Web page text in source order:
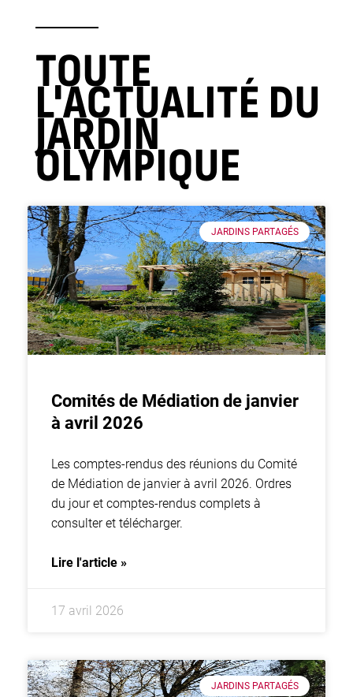
TOUTE
L'ACTUALITÉ DU
JARDIN
OLYMPIQUE
JARDINS PARTAGÉS
Comités de Médiation de janvier
à avril 2026
Les comptes-rendus des réunions du Comité
de Médiation de janvier à avril 2026. Ordres
du jour et comptes-rendus complets à
consulter et télécharger.
Lire l'article »
17 avril 2026
JARDINS PARTAGÉS